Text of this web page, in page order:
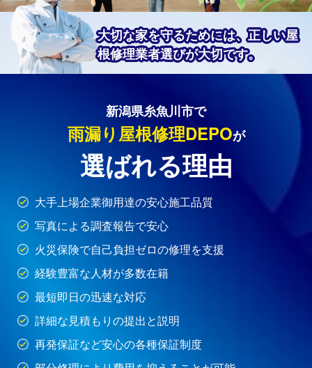
大切な家を守るためには、正しい屋
根修理業者選びが大切です。
新潟県糸魚川市で
雨漏り屋根修理DEPOが
選ばれる理由
大手上場企業御用達の安心施工品質
写真による調査報告で安心
火災保険で自己負担ゼロの修理を支援
経験豊富な人材が多数在籍
最短即日の迅速な対応
詳細な見積もりの提出と説明
再発保証など安心の各種保証制度